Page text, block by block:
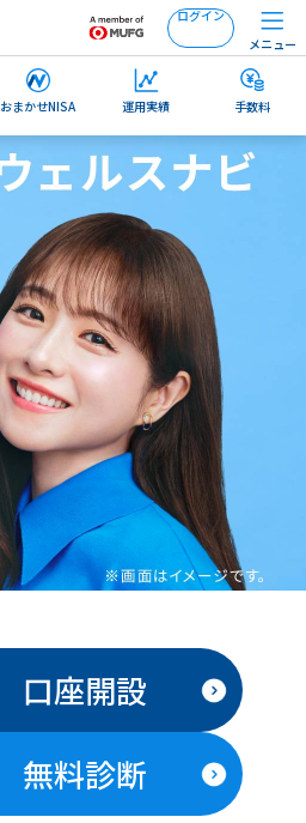
ログイン
メニュー
おまかせNISA 運用実績 手数料
口座開設
無料診断